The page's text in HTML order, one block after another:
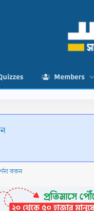
Members
করুন